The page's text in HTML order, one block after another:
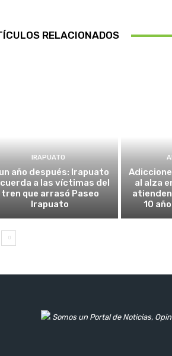
RELACIONADOS
IRAPUATO
año después: Irapuato
a las víctimas del
tren que arrasó Paseo
Irapuato
al alza
10
Somos un Portal de Noticias,